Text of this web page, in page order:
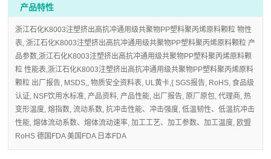
产品特性
浙江石化K8003注塑挤出高抗冲通用级共聚物PP塑料聚丙烯原料颗粒 物性
表, 浙江石化K8003注塑挤出高抗冲通用级共聚物PP塑料聚丙烯原料颗粒 产
品参数,浙江石化K8003注塑挤出高抗冲通用级共聚物PP塑料聚丙烯原料颗
粒 性能表,浙江石化K8003注塑挤出高抗冲通用级共聚物PP塑料聚丙烯原料
颗粒 出厂报告, MSDS,, 物质安全资料表, UL黄卡,{ SGS报告, RoHS, 食品级
认证, NSF饮用水标准, 产品资料, 产品性能, 出厂报告, 原厂原包, 代理商, 热
变形温度, 熔指数, 流动系数, 抗冲击性能、冲击强度, 低温韧性、低温抗冲击
性能, 熔体流动系数、熔体流动速率, 加工工艺、加工参数、加工温度, 欧盟
RoHS 德国FDA 美国FDA 日本FDA